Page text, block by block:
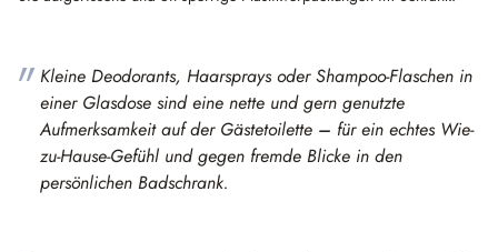
Kleine Deodorants, Haarsprays oder Shampoo-Flaschen in
einer Glasdose sind eine nette und gern genutzte
Aufmerksamkeit auf der Gästetoilette – für ein echtes Wie-
zu-Hause-Gefühl und gegen fremde Blicke in den
persönlichen Badschrank.